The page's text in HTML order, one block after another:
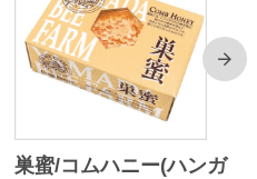
巣蜜/コムハニー(ハンガ
次